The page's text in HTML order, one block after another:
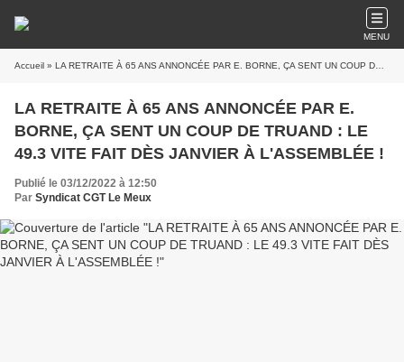
MENU
Accueil » LA RETRAITE À 65 ANS ANNONCÉE PAR E. BORNE, ÇA SENT UN COUP DE TRUAND : LE 49.3 VITE FAIT DÈS JANVIER À L'ASSEMBLÉE !
LA RETRAITE À 65 ANS ANNONCÉE PAR E.
BORNE, ÇA SENT UN COUP DE TRUAND : LE
49.3 VITE FAIT DÈS JANVIER À L'ASSEMBLÉE !
Publié le 03/12/2022 à 12:50
Par Syndicat CGT Le Meux